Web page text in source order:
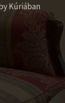
Kúriában